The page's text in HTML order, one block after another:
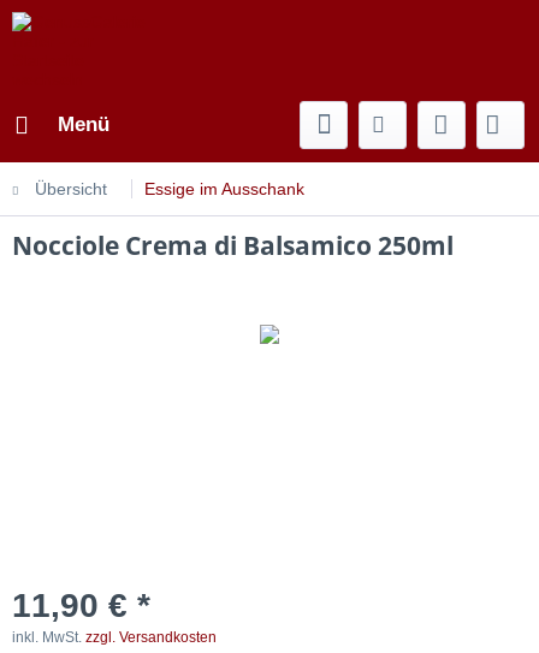
Menü
Übersicht Essige im Ausschank
Nocciole Crema di Balsamico 250ml
11,90 € *
inkl. MwSt. zzgl. Versandkosten